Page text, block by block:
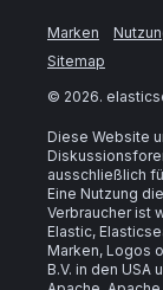
Marken
Sitemap
© 2026.
Diese Website
ausschließlich
Eine Nutzung
Verbraucher ist
Elastic,
Marken, Logos
B.V. in den USA